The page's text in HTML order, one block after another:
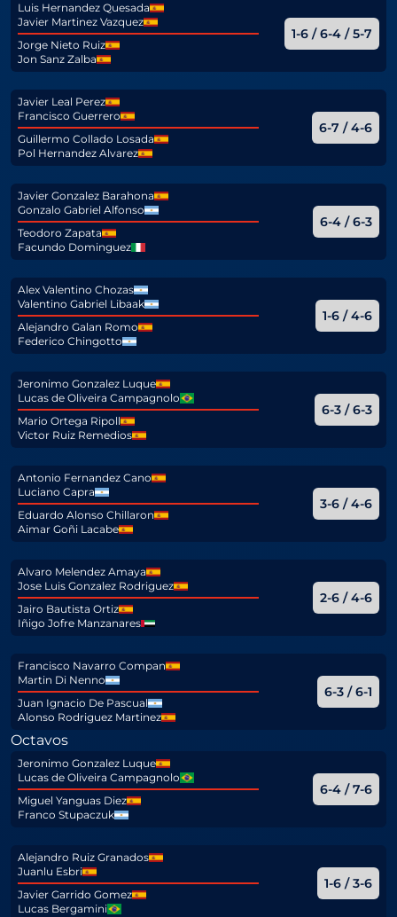
Luis Hernandez Quesada
Javier Martinez Vazquez
Jorge Nieto Ruiz
Jon Sanz Zalba
1-6 / 6-4 / 5-7
Javier Leal Perez
Francisco Guerrero
Guillermo Collado Losada
Pol Hernandez Alvarez
6-7 / 4-6
Javier Gonzalez Barahona
Gonzalo Gabriel Alfonso
Teodoro Zapata
Facundo Dominguez
6-4 / 6-3
Alex Valentino Chozas
Valentino Gabriel Libaak
Alejandro Galan Romo
Federico Chingotto
1-6 / 4-6
Jeronimo Gonzalez Luque
Lucas de Oliveira Campagnolo
Mario Ortega Ripoll
Victor Ruiz Remedios
6-3 / 6-3
Antonio Fernandez Cano
Luciano Capra
Eduardo Alonso Chillaron
Aimar Goñi Lacabe
3-6 / 4-6
Alvaro Melendez Amaya
Jose Luis Gonzalez Rodriguez
Jairo Bautista Ortiz
Iñigo Jofre Manzanares
2-6 / 4-6
Francisco Navarro Compan
Martin Di Nenno
Juan Ignacio De Pascual
Alonso Rodriguez Martinez
6-3 / 6-1
Octavos
Jeronimo Gonzalez Luque
Lucas de Oliveira Campagnolo
Miguel Yanguas Diez
Franco Stupaczuk
6-4 / 7-6
Alejandro Ruiz Granados
Juanlu Esbri
Javier Garrido Gomez
Lucas Bergamini
1-6 / 3-6